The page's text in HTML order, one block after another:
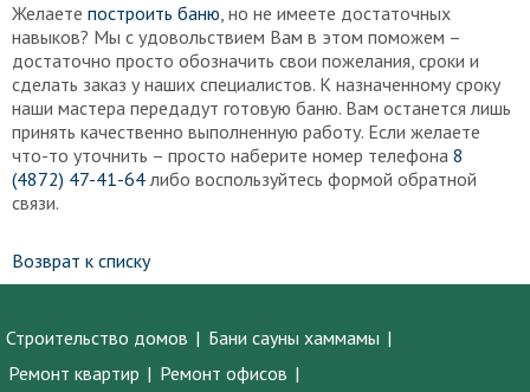
Желаете построить баню, но не имеете достаточных
навыков? Мы с удовольствием Вам в этом поможем –
достаточно просто обозначить свои пожелания, сроки и
сделать заказ у наших специалистов. К назначенному сроку
наши мастера передадут готовую баню. Вам останется лишь
принять качественно выполненную работу. Если желаете
что-то уточнить – просто наберите номер телефона 8
(4872) 47-41-64либо воспользуйтесь формой обратной
связи.
Возврат к списку
Строительство домов
Бани сауны хаммамы
Ремонт квартир
Ремонт офисов